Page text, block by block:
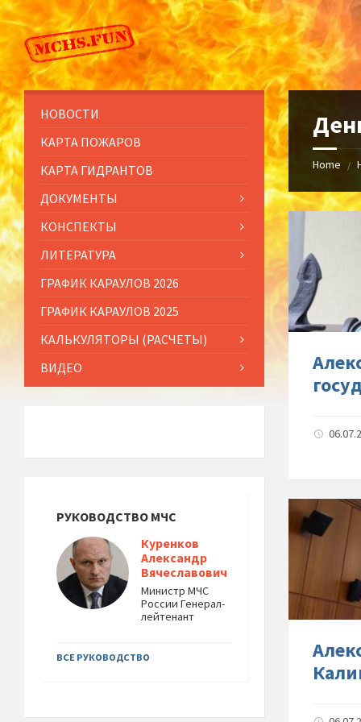
Skip
to
content
Skip
to
left
sidebar
Skip
to
footer
Home /
НОВОСТИ
КАРТА ПОЖАРОВ
КАРТА ГИДРАНТОВ
ДОКУМЕНТЫ
КОНСПЕКТЫ
ЛИТЕРАТУРА
ГРАФИК КАРАУЛОВ 2026
ГРАФИК КАРАУЛОВ 2025
КАЛЬКУЛЯТОРЫ (РАСЧЕТЫ)
ВИДЕО
РУКОВОДСТВО МЧС
Куренков
Александр
Вячеславович
Министр МЧС
России Генерал-
лейтенант
ВСЕ РУКОВОДСТВО